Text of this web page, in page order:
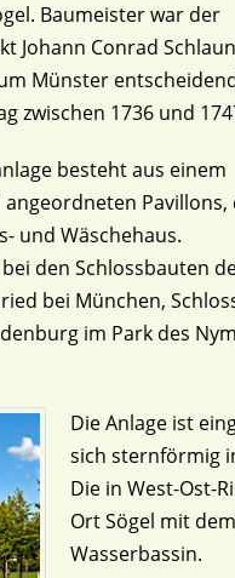
Baumeister war der
Johann Conrad
Münster
zwischen 1736 und
besteht aus einem
Pavillons,
und Wäschehaus.
den Schlossbauten
bei München,
im Park des
Die Anlage ist
sich sternförmig
Die in West-Ost-
Ort Sögel mit
Wasserbassin.